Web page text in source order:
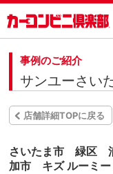
事例のご紹介
サンユーさい
店舗詳細TOPに戻る
さいたま市 緑区
加市 キズ ルーミー